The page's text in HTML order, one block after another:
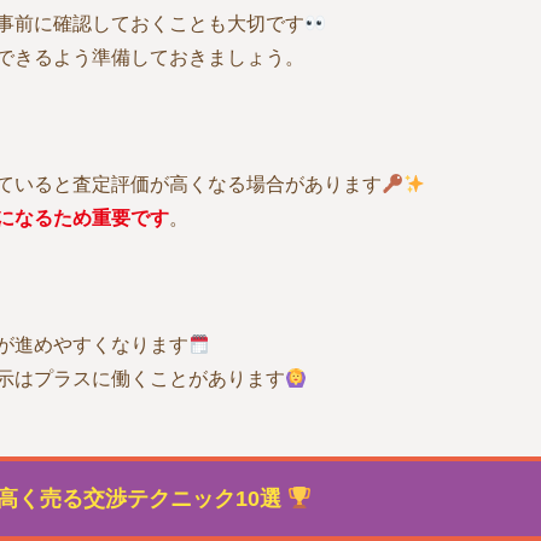
前に確認しておくことも大切です
るよう準備しておきましょう。
いると査定評価が高くなる場合があります
なるため重要です。
進めやすくなります
はプラスに働くことがあります
く売る交渉テクニック10選